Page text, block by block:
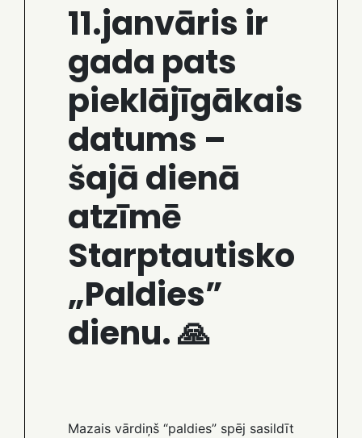
11.janvāris ir
gada pats
pieklājīgākais
datums –
šajā dienā
atzīmē
Starptautisko
„Paldies”
dienu. 🙏
Mazais vārdiņš “paldies” spēj sasildīt